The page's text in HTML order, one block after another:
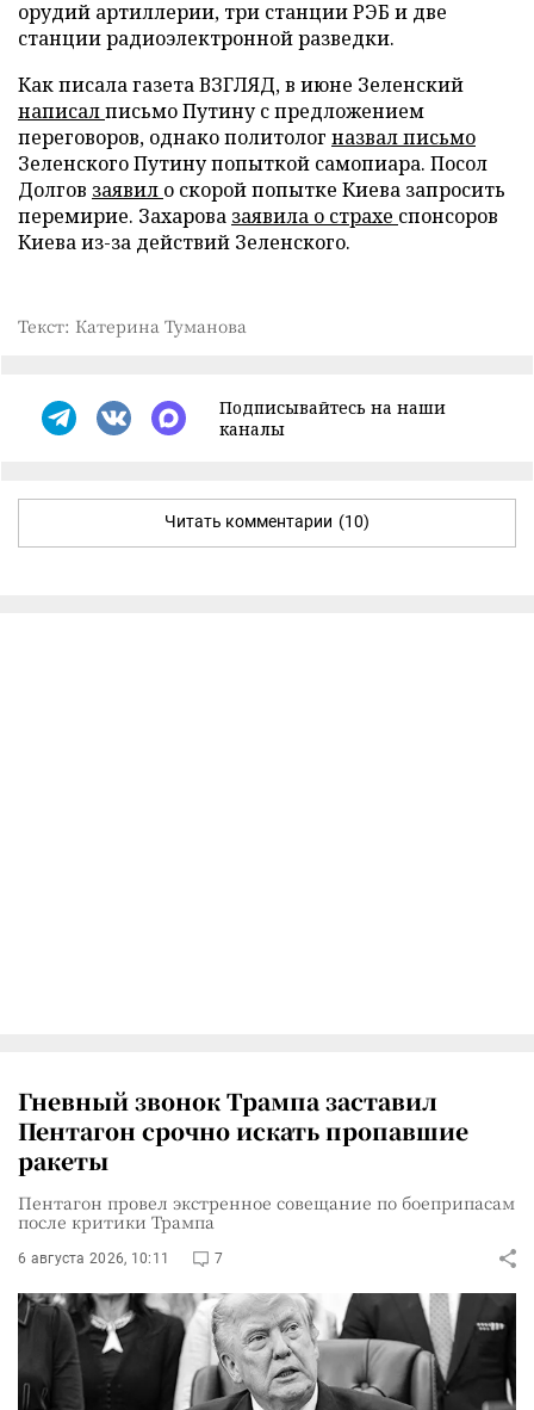
орудий артиллерии, три станции РЭБ и две
станции радиоэлектронной разведки.
Как писала газета ВЗГЛЯД, в июне Зеленский
написалписьмо Путину с предложением
переговоров, однако политолог назвал письмо
Зеленского Путину попыткой самопиара. Посол
Долгов заявил о скорой попытке Киева запросить
перемирие. Захарова заявила о страхе спонсоров
Киева из-за действий Зеленского.
Текст: Катерина Туманова
Подписывайтесь на наши
каналы
Читать комментарии (10)
Гневный звонок Трампа заставил
Пентагон срочно искать пропавшие
ракеты
Пентагон провел экстренное совещание по боеприпасам
после критики Трампа
6 августа 2026, 10:11 7